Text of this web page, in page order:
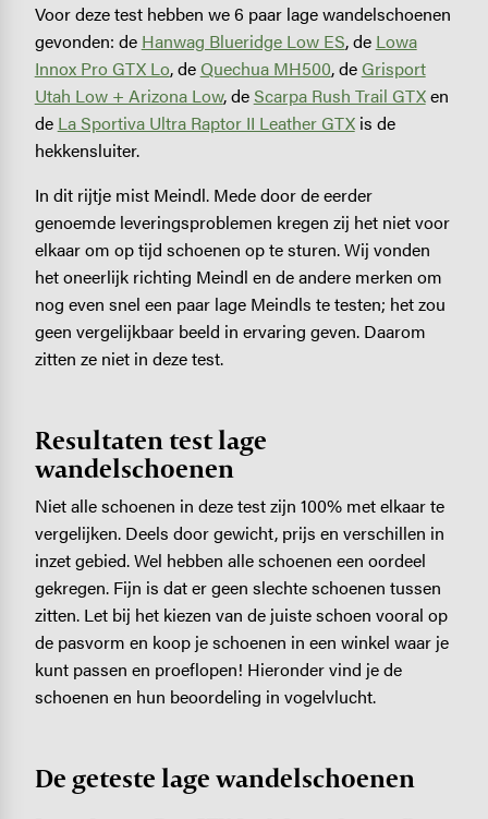
Voor deze test hebben we 6 paar lage wandelschoenen
gevonden: de Hanwag Blueridge Low ES, de Lowa
Innox Pro GTX Lo, de Quechua MH500, de Grisport
Utah Low + Arizona Low, deScarpa Rush Trail GTXen
de La Sportiva Ultra Raptor II Leather GTXis de
hekkensluiter.
In dit rijtje mist Meindl. Mede door de eerder
genoemde leveringsproblemen kregen zij het niet voor
elkaar om op tijd schoenen op te sturen. Wij vonden
het oneerlijk richting Meindl en de andere merken om
nog even snel een paar lage Meindls te testen; het zou
geen vergelijkbaar beeld in ervaring geven. Daarom
zitten ze niet in deze test.
Resultaten test lage
wandelschoenen
Niet alle schoenen in deze test zijn 100% met elkaar te
vergelijken. Deels door gewicht, prijs en verschillen in
inzet gebied. Wel hebben alle schoenen een oordeel
gekregen. Fijn is dat er geen slechte schoenen tussen
zitten. Let bij het kiezen van de juiste schoen vooral op
de pasvorm en koop je schoenen in een winkel waar je
kunt passen en proeflopen! Hieronder vind je de
schoenen en hun beoordeling in vogelvlucht.
De geteste lage wandelschoenen